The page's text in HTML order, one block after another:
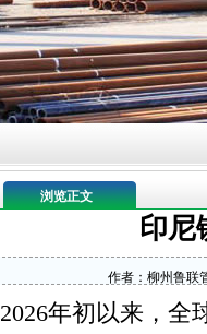
浏览正文
印尼
作者：柳州鲁联
2026年初以来，全